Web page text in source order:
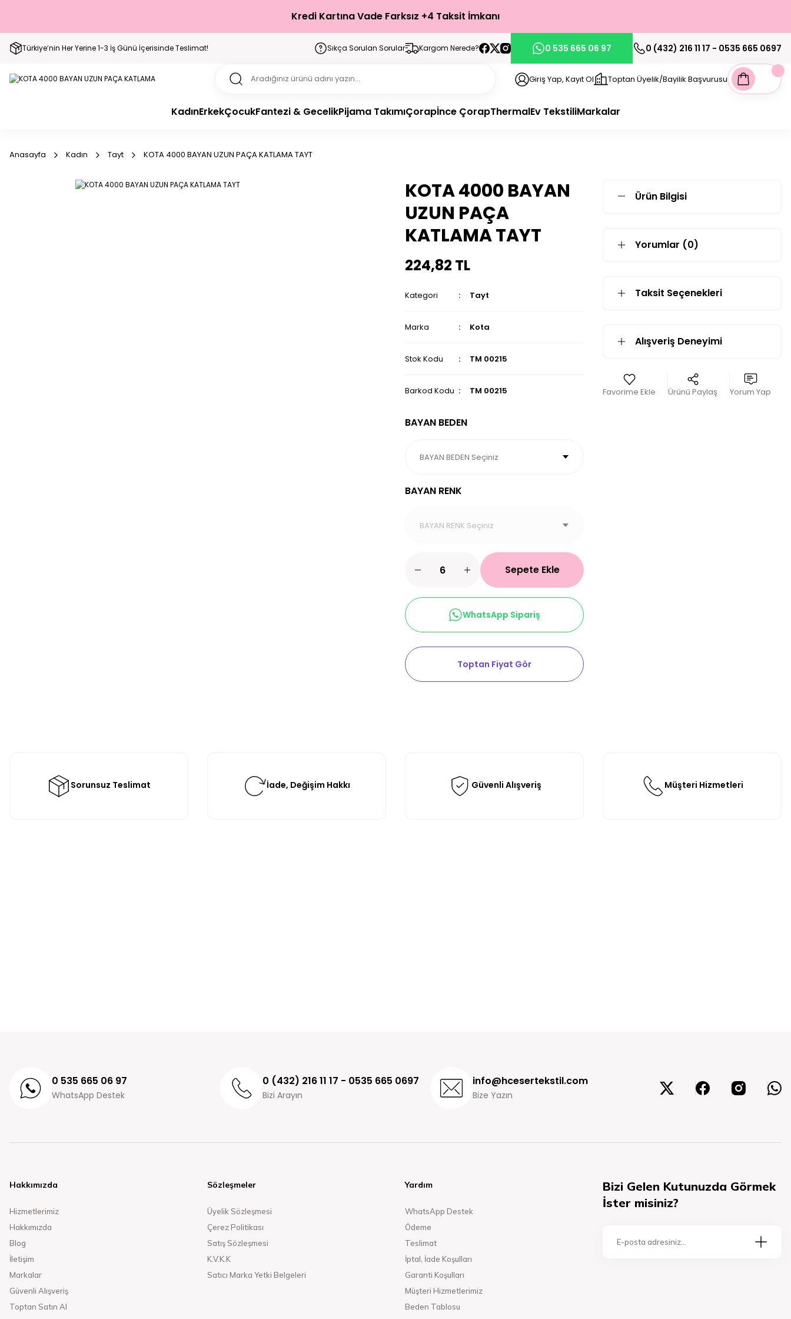
Kredi Kartına Vade Farksız +4 Taksit İmkanı
Türkiye’nin Her Yerine 1-3 İş Günü İçerisinde Teslimat! Sıkça Sorulan Sorular Kargom Nerede? 0 535 665 06 97 0 (432) 216 11 17 - 0535 665 0697
Giriş Yap, Kayıt Ol Toptan Üyelik/Bayilik Başvurusu
KadınErkekÇocukFantezi & GecelikPijama TakımıÇorapİnce ÇorapThermalEv TekstiliMarkalar
Anasayfa Kadın Tayt KOTA 4000 BAYAN UZUN PAÇA KATLAMA TAYT
KOTA 4000 BAYAN
UZUN PAÇA
KATLAMA TAYT
224,82 TL
Kategori Tayt
Marka Kota
Stok Kodu TM 00215
Barkod Kodu TM 00215
BAYAN BEDEN
BAYAN RENK
Sepete Ekle
WhatsApp Sipariş
Toptan Fiyat Gör
Ürün Bilgisi
Yorumlar (0)
Taksit Seçenekleri
Alışveriş Deneyimi
Ürünü Paylaş Yorum Yap
Sorunsuz Teslimat İade, Değişim Hakkı Güvenli Alışveriş Müşteri Hizmetleri
0 535 665 06 97
WhatsApp Destek
0 (432) 216 11 17 - 0535 665 0697
Bizi Arayın
info@hcesertekstil.com
Bize Yazın
Hakkımızda
Hizmetlerimiz
Hakkımızda
Blog
İletişim
Markalar
Güvenli Alışveriş
Toptan Satın Al
Sözleşmeler
Üyelik Sözleşmesi
Çerez Politikası
Satış Sözleşmesi
K.V.K.K
Satıcı Marka Yetki Belgeleri
Yardım
WhatsApp Destek
Ödeme
Teslimat
İptal, İade Koşulları
Garanti Koşulları
Müşteri Hizmetlerimiz
Beden Tablosu
Bizi Gelen Kutunuzda Görmek
İster misiniz?